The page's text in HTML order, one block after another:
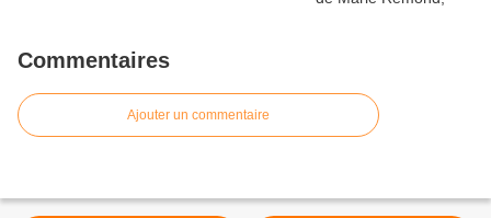
Commentaires
Ajouter un commentaire